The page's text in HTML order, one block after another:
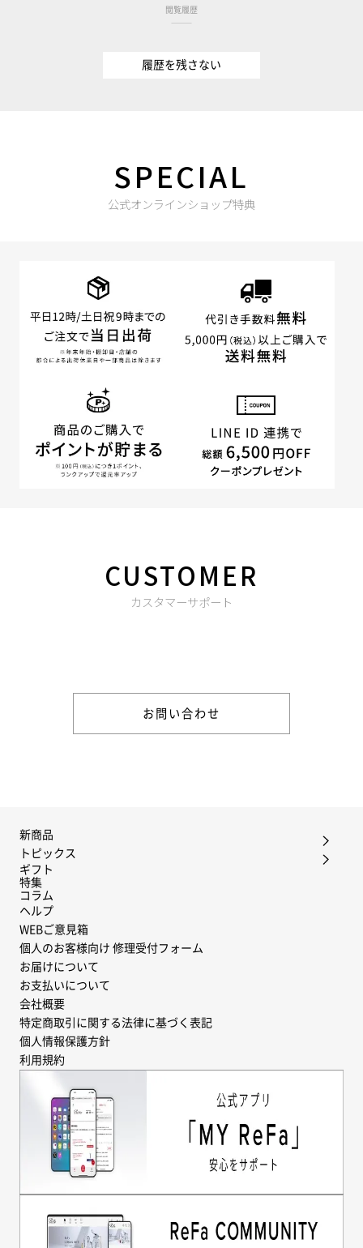
閲覧履歴
履歴を残さない
SPECIAL
公式オンラインショップ特典
CUSTOMER
カスタマーサポート
お問い合わせ
新商品
トピックス
ギフト
特集
コラム
ヘルプ
WEBご意見箱
個人のお客様向け 修理受付フォーム
お届けについて
お支払いについて
会社概要
特定商取引に関する法律に基づく表記
個人情報保護方針
利用規約